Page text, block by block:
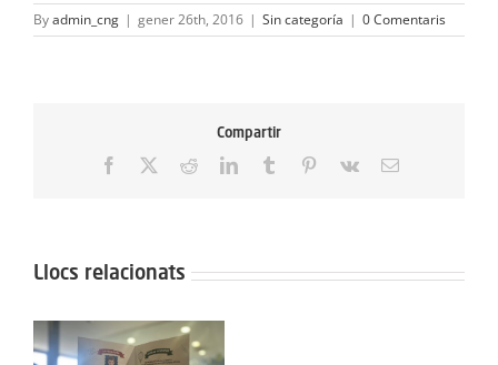
Byadmin_cng | gener 26th, 2016 | Sin categoría | 0 Comentaris
Compartir
Facebook RedditLinkedInTumblr Pinterest
Vk Email:
Llocs relacionats